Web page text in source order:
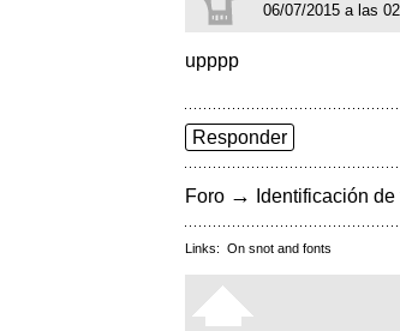
06/07/2015 a las
upppp
Responder
Foro → Identificación
Links: On snot and fonts